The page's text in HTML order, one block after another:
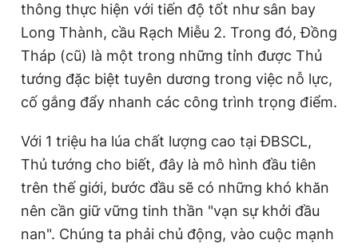
thông thực hiện với tiến độ tốt như sân bay
Long Thành, cầu Rạch Miễu 2. Trong đó, Đồng
Tháp (cũ) là một trong những tỉnh được Thủ
tướng đặc biệt tuyên dương trong việc nỗ lực,
cố gắng đẩy nhanh các công trình trọng điểm.
Với 1 triệu ha lúa chất lượng cao tại ĐBSCL,
Thủ tướng cho biết, đây là mô hình đầu tiên
trên thế giới, bước đầu sẽ có những khó khăn
nên cần giữ vững tinh thần "vạn sự khởi đầu
nan". Chúng ta phải chủ động, vào cuộc mạnh